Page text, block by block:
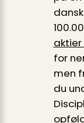
for
men
du